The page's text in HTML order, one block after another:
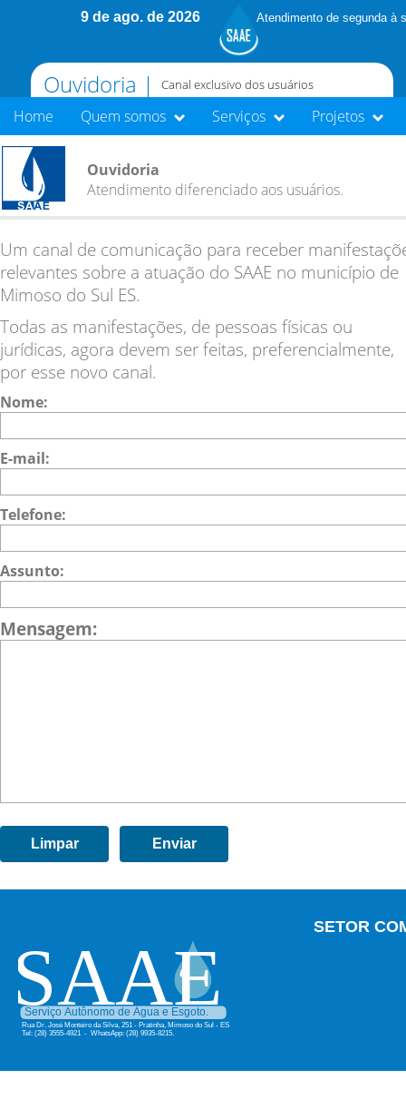
9 de ago. de 2026 Atendimento de segunda à
Ouvidoria | Canal exclusivo dos usuários
Home Quem somos Serviços Projetos
Ouvidoria
Atendimento diferenciado aos usuários.
Um canal de comunicação para receber
relevantes sobre a atuação do SAAE no município de
Mimoso do Sul ES.
Todas as manifestações, de pessoas físicas ou
jurídicas, agora devem ser feitas, preferencialmente,
por esse novo canal.
Nome:
E-mail:
Telefone:
Assunto:
Mensagem:
SETOR